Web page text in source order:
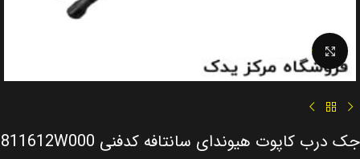
Click to enlarge
جک درب کاپوت هیوندای سانتافه کدفنی 811612W000